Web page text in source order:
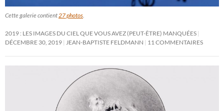
Cette galerie contient 27 photos
2019 : LES IMAGES DU CIEL QUE VOUS AVEZ (PEUT-ÊTRE) MANQUÉES
DÉCEMBRE 30, 2019
JEAN-BAPTISTE FELDMANN 11 COMMENTAIRES